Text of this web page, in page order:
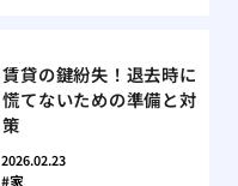
賃貸の鍵紛失！退去時に
慌てないための準備と対
策
2026.02.23
家